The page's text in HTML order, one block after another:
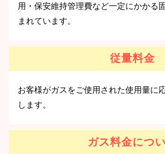
用・保安維持管理費など一定にかかる
まれています。
従量料金
お客様がガスをご使用された使用量に
します。
ガス料金につ